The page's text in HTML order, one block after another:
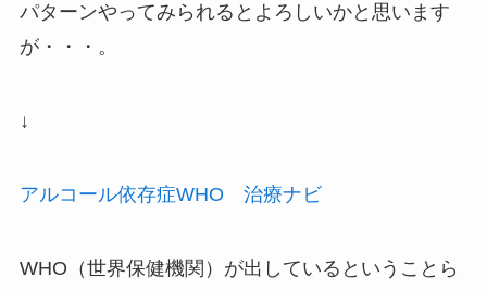
パターンやってみられるとよろしいかと思います
が・・・。
↓
アルコール依存症WHO 治療ナビ
WHO（世界保健機関）が出しているということら